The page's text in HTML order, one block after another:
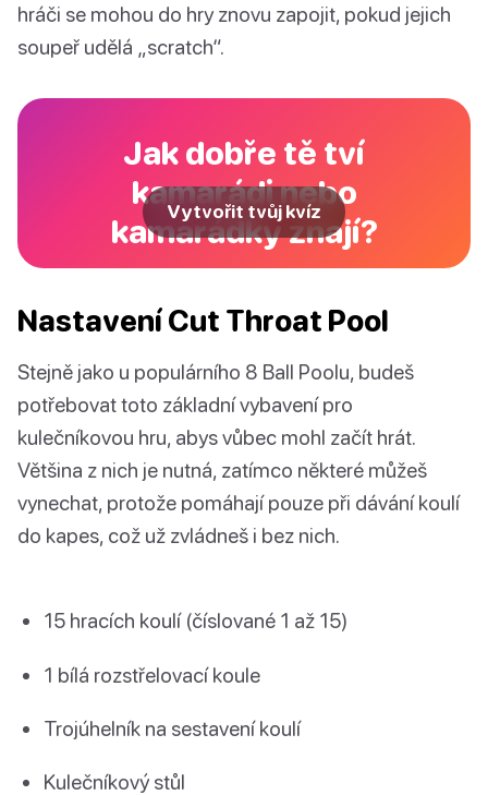
hráči se mohou do hry znovu zapojit, pokud jejich
soupeř udělá „scratch“.
Jak dobře tě tví
kamarádi nebo
kamarádky znají?
Vytvořit tvůj kvíz
Nastavení Cut Throat Pool
Stejně jako u populárního 8 Ball Poolu, budeš
potřebovat toto základní vybavení pro
kulečníkovou hru, abys vůbec mohl začít hrát.
Většina z nich je nutná, zatímco některé můžeš
vynechat, protože pomáhají pouze při dávání koulí
do kapes, což už zvládneš i bez nich.
15 hracích koulí (číslované 1 až 15)
1 bílá rozstřelovací koule
Trojúhelník na sestavení koulí
Kulečníkový stůl